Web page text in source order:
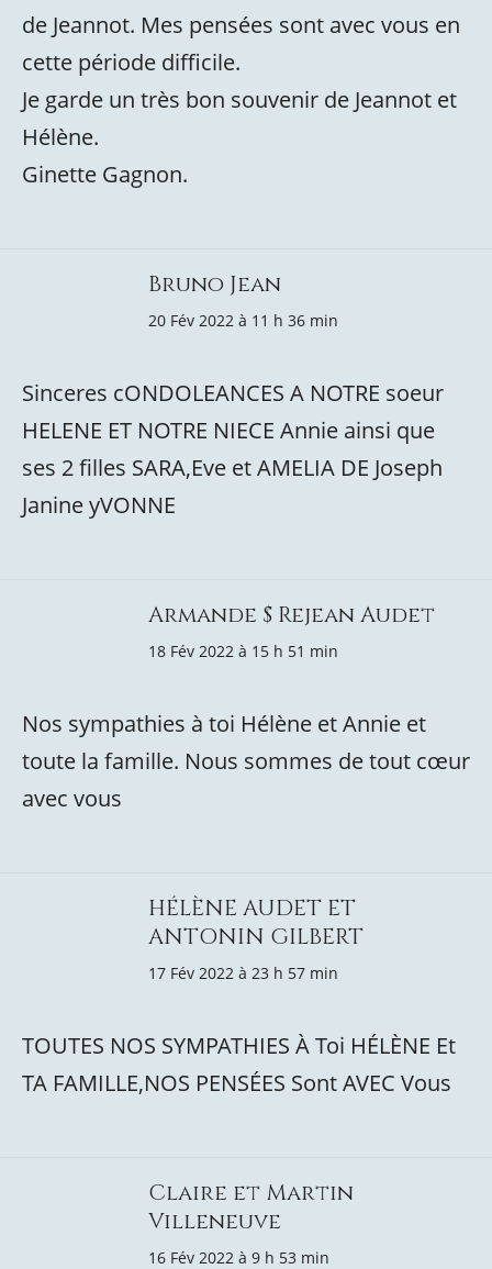
de Jeannot. Mes pensées sont avec vous en
cette période difficile.
Je garde un très bon souvenir de Jeannot et
Hélène.
Ginette Gagnon.
Bruno Jean
20 Fév 2022 à 11 h 36 min
Sinceres cONDOLEANCES A NOTRE soeur
HELENE ET NOTRE NIECE Annie ainsi que
ses 2 filles SARA,Eve et AMELIA DE Joseph
Janine yVONNE
Armande $ Rejean Audet
18 Fév 2022 à 15 h 51 min
Nos sympathies à toi Hélène et Annie et
toute la famille. Nous sommes de tout cœur
avec vous
HÉLÈNE AUDET ET
ANTONIN GILBERT
17 Fév 2022 à 23 h 57 min
TOUTES NOS SYMPATHIES À Toi HÉLÈNE Et
TA FAMILLE,NOS PENSÉES Sont AVEC Vous
Claire et Martin
Villeneuve
16 Fév 2022 à 9 h 53 min